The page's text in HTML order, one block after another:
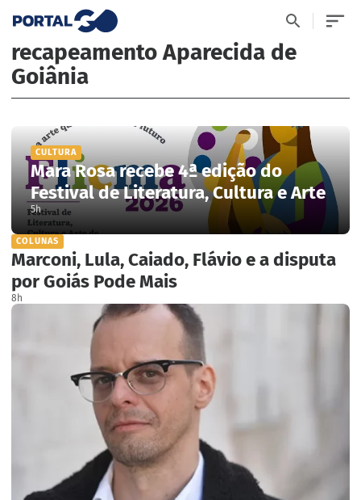
recapeamento Aparecida de
Goiânia
CULTURA
Mara Rosa recebe 4ª edição do
Festival de Literatura, Cultura e Arte
5h
COLUNAS
Marconi, Lula, Caiado, Flávio e a disputa
por Goiás Pode Mais
8h